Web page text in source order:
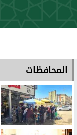
المحافظات